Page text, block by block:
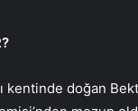
kentinde doğan